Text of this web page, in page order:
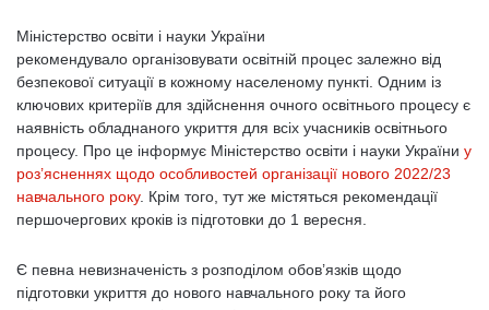
Міністерство освіти і науки України
рекомендувало організовувати освітній процес залежно від
безпекової ситуації в кожному населеному пункті. Одним із
ключових критеріїв для здійснення очного освітнього процесу є
наявність обладнаного укриття для всіх учасників освітнього
процесу. Про це інформує Міністерство освіти і науки України у
роз’ясненнях щодо особливостей організації нового 2022/23
навчального року. Крім того, тут же містяться рекомендації
першочергових кроків із підготовки до 1 вересня.
Є певна невизначеність з розподілом обов’язків щодо
підготовки укриття до нового навчального року та його